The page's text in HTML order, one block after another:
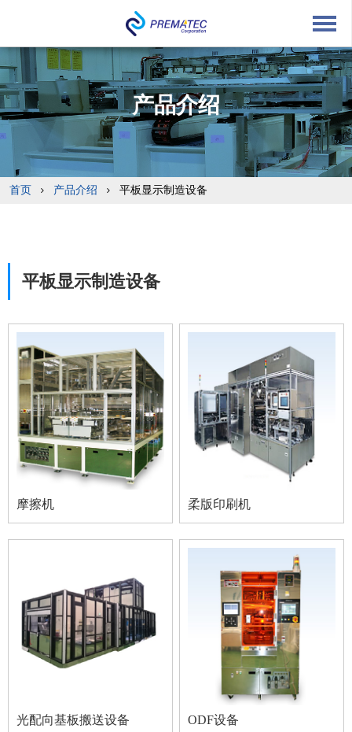
English Japanese
产品介绍
首页 产品介绍 平板显示制造设备
平板显示制造设备
摩擦机 柔版印刷机
光配向基板搬送设备 ODF设备